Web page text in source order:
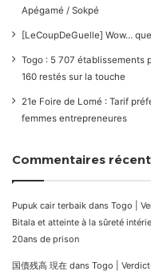
Apégamé / Sokpé
[LeCoupDeGuelle] Wow…
Togo : 5 707 établissements
160 restés sur la touche
21e Foire de Lomé : Tarif
femmes entrepreneures
Commentaires
Pupuk cair terbaik dans Togo |
Bitala et atteinte à la sûreté
20ans de prison
国債残高 現在 dans Togo |